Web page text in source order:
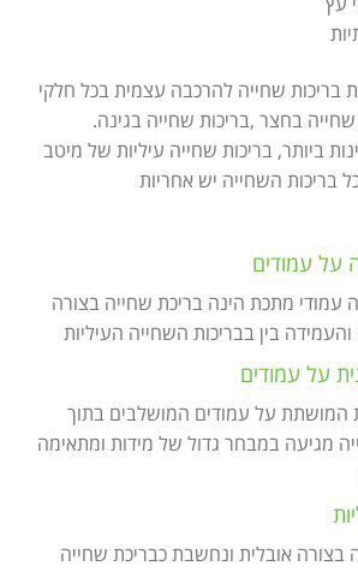
עץ
בריכות שחייה להרכבה עצמית בכל חלקי
בחצר ,בריכות שחייה בגינה.
ביותר, בריכות שחייה עיליות של מיטב
בריכות השחייה יש אחריות
על עמודים
עמודי מתכת הינה בריכת שחייה בצורה
בין בבריכות השחייה העיליות
על עמודים
המושתת על עמודים המושלבים בתוך
מגיעה במבחר גדול של מידות ומתאימה
בצורה אובלית ונחשבת כבריכת שחייה